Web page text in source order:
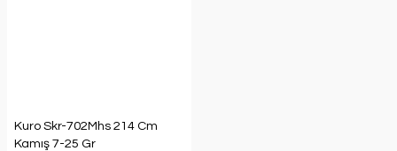
Kuro Skr-702Mhs 214 Cm
Kamış 7-25 Gr